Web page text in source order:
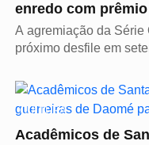
enredo com prêmio
A agremiação da Série
próximo desfile em
CULTURA
Acadêmicos de